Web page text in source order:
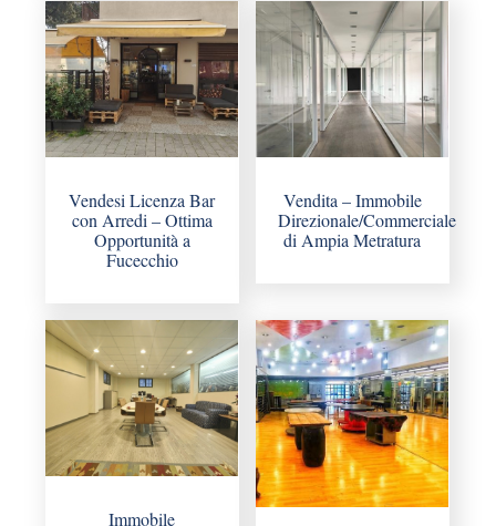
Vendesi Licenza Bar
con Arredi – Ottima
Opportunità a
Fucecchio
Vendita – Immobile
Direzionale/Commerciale
di Ampia Metratura
Immobile